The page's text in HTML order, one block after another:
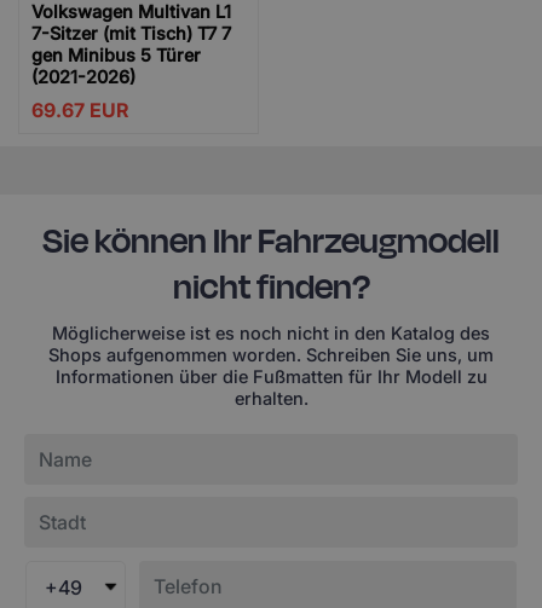
Volkswagen Multivan L1
7-Sitzer (mit Tisch) T7 7
gen Minibus 5 Türer
(2021-2026)
69.67 EUR
Sie können Ihr Fahrzeugmodell
nicht finden?
Möglicherweise ist es noch nicht in den Katalog des
Shops aufgenommen worden. Schreiben Sie uns, um
Informationen über die Fußmatten für Ihr Modell zu
erhalten.
+49